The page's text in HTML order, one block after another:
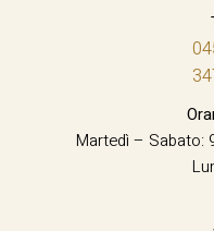
Martedì – Sabato: